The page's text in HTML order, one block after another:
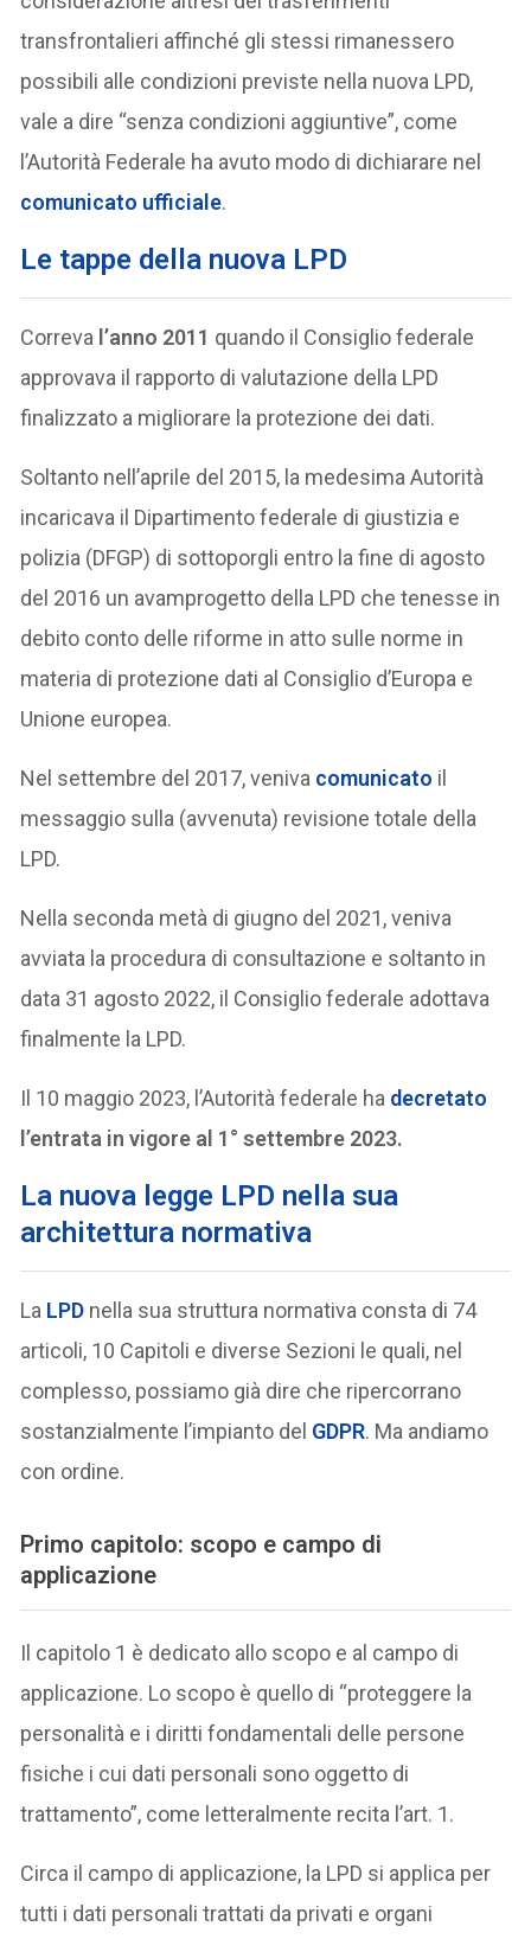
transfrontalieri affinché gli stessi rimanessero
possibili alle condizioni previste nella nuova LPD,
vale a dire “senza condizioni aggiuntive”, come
l’Autorità Federale ha avuto modo di dichiarare nel
comunicato ufficiale.
Le tappe della nuova LPD
Correva l’anno 2011 quando il Consiglio federale
approvava il rapporto di valutazione della LPD
finalizzato a migliorare la protezione dei dati.
Soltanto nell’aprile del 2015, la medesima Autorità
incaricava il Dipartimento federale di giustizia e
polizia (DFGP) di sottoporgli entro la fine di agosto
del 2016 un avamprogetto della LPD che tenesse in
debito conto delle riforme in atto sulle norme in
materia di protezione dati al Consiglio d’Europa e
Unione europea.
Nel settembre del 2017, veniva comunicato il
messaggio sulla (avvenuta) revisione totale della
LPD.
Nella seconda metà di giugno del 2021, veniva
avviata la procedura di consultazione e soltanto in
data 31 agosto 2022, il Consiglio federale adottava
finalmente la LPD.
Il 10 maggio 2023, l’Autorità federale ha decretato
l’entrata in vigore al 1° settembre 2023.
La nuova legge LPD nella sua
architettura normativa
La LPD nella sua struttura normativa consta di 74
articoli, 10 Capitoli e diverse Sezioni le quali, nel
complesso, possiamo già dire che ripercorrano
sostanzialmente l’impianto del GDPR. Ma andiamo
con ordine.
Primo capitolo: scopo e campo di
applicazione
Il capitolo 1 è dedicato allo scopo e al campo di
applicazione. Lo scopo è quello di “proteggere la
personalità e i diritti fondamentali delle persone
fisiche i cui dati personali sono oggetto di
trattamento”, come letteralmente recita l’art. 1.
Circa il campo di applicazione, la LPD si applica per
tutti i dati personali trattati da privati e organi